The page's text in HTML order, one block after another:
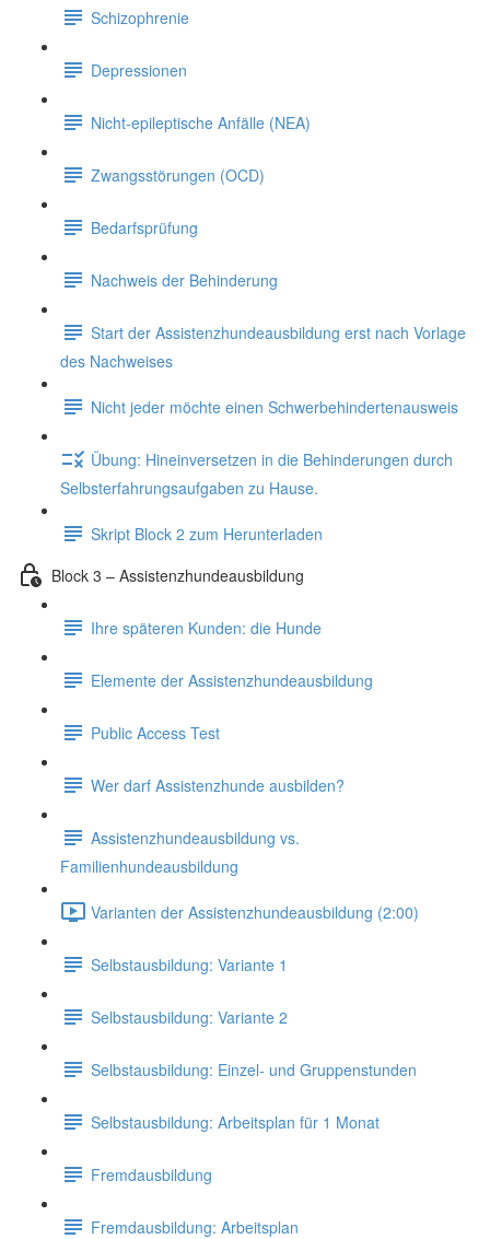
Schizophrenie
Depressionen
Nicht-epileptische Anfälle (NEA)
Zwangsstörungen (OCD)
Bedarfsprüfung
Nachweis der Behinderung
Start der Assistenzhundeausbildung erst nach Vorlage
des Nachweises
Nicht jeder möchte einen Schwerbehindertenausweis
Übung: Hineinversetzen in die Behinderungen durch
Selbsterfahrungsaufgaben zu Hause.
Skript Block 2 zum Herunterladen
Block 3 – Assistenzhundeausbildung
Ihre späteren Kunden: die Hunde
Elemente der Assistenzhundeausbildung
Public Access Test
Wer darf Assistenzhunde ausbilden?
Assistenzhundeausbildung vs.
Familienhundeausbildung
Varianten der Assistenzhundeausbildung (2:00)
Selbstausbildung: Variante 1
Selbstausbildung: Variante 2
Selbstausbildung: Einzel- und Gruppenstunden
Selbstausbildung: Arbeitsplan für 1 Monat
Fremdausbildung
Fremdausbildung: Arbeitsplan